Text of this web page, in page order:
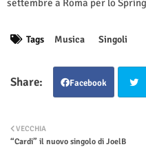
settembre a Roma per lo
Tags Musica Singoli
Facebook
VECCHIA
“Cardi” il nuovo singolo di JoelB